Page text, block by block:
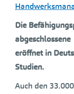
Die
abgeschlossene
eröffnet in
Studien.
Auch den